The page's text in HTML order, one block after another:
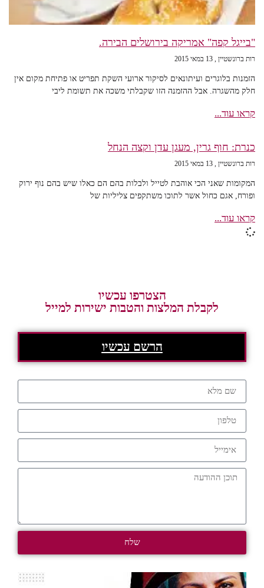
"בייגל קפה" אמריקה בירושלים הבירה.
רות ברונשטיין 13 במאי 2015
הזמנות בלוגרים ועיתונאים לסיקור ארועי השקת תפריט או פתיחת מקום אין
חלק מהשגרה. אבל ההזמנה הזו שקבלתי משכה את תשומת ליבי
קראו עוד...
כנרת: חוף גרין, מעגן עדן וקצה הנחל
רות ברונשטיין 13 במאי 2015
המקומות שאני הכי אוהבת לטייל ולבלות בהם הם כאלו שיש בהם נוף ירוק
ופורח, אגם כחול אשר לתוכו משתקפים צליליות של
קראו עוד...
הצטרפו עכשיו
לקבלת המלצות והטבות ישירות למייל
הרשם עכשיו
שלח